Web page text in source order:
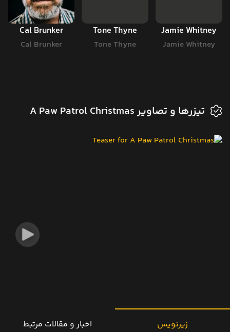
Jamie Whitney
Jamie Whitney
Tone Thyne
Tone Thyne
Cal Brunker
Cal Brunker
تیزرها و تصاویر A Paw Patrol Christmas
زیرنویس اخبار و مقالات مرتبط